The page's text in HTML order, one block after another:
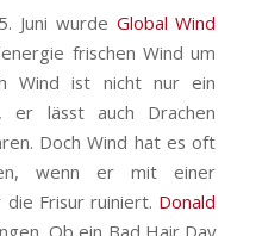
Juni wurde Global Wind
frischen Wind um
Wind ist nicht nur ein
er lässt auch Drachen
Doch Wind hat es oft
wenn er mit einer
Frisur ruiniert. Donald